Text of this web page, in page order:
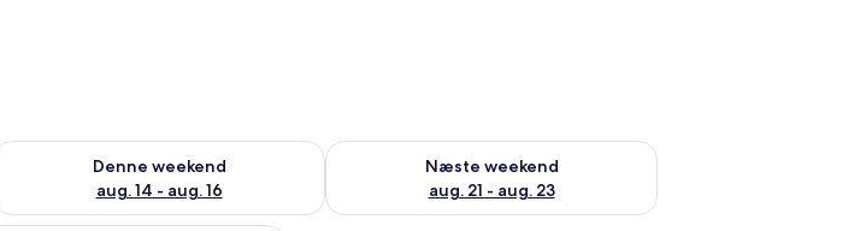
aug. 11
Denne weekend
aug. 14 - aug. 16
tilgængelighed for denne weekend aug. 14 - aug. 16
Næste weekend
aug. 21 - aug. 23
Tjek tilgængelighed for næste weekend aug. 21 - aug. 23